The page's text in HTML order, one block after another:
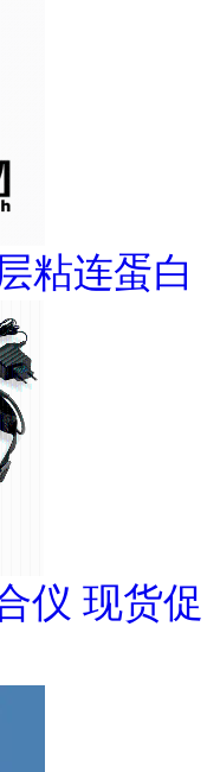
粘连蛋白
仪 现货促